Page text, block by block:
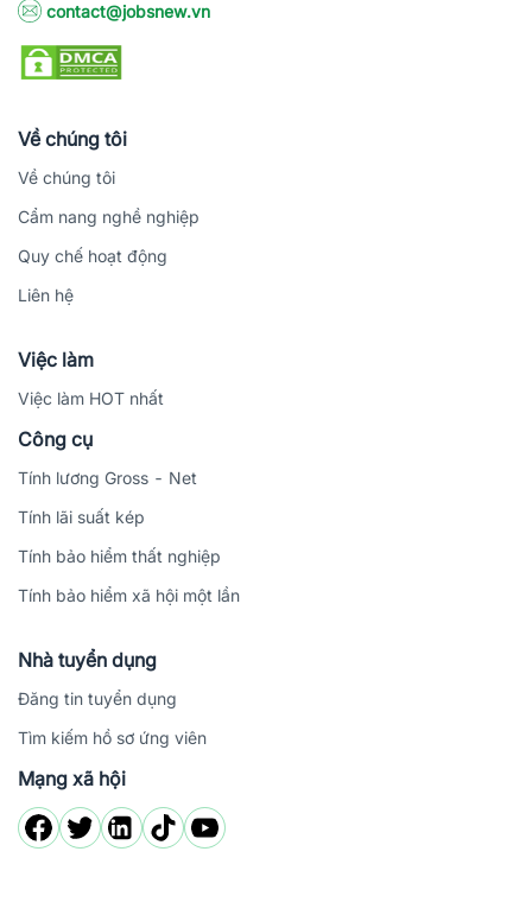
contact@jobsnew.vn
Về chúng tôi
Về chúng tôi
Cẩm nang nghề nghiệp
Quy chế hoạt động
Liên hệ
Việc làm
Việc làm HOT nhất
Công cụ
Tính lương Gross - Net
Tính lãi suất kép
Tính bảo hiểm thất nghiệp
Tính bảo hiểm xã hội một lần
Nhà tuyển dụng
Đăng tin tuyển dụng
Tìm kiếm hồ sơ ứng viên
Mạng xã hội